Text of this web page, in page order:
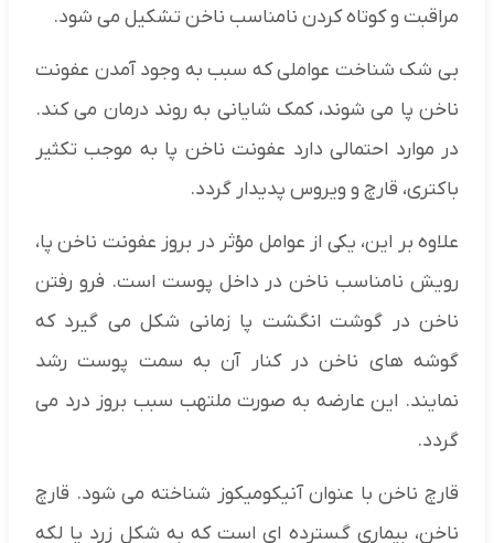
مراقبت و کوتاه کردن نامناسب ناخن تشکیل می شود.
بی شک شناخت عواملی که سبب به وجود آمدن عفونت
ناخن پا می شوند، کمک شایانی به روند درمان می کند.
در موارد احتمالی دارد عفونت ناخن پا به موجب تکثیر
باکتری، قارچ و ویروس پدیدار گردد.
علاوه بر این، یکی از عوامل مؤثر در بروز عفونت ناخن پا،
رویش نامناسب ناخن در داخل پوست است. فرو رفتن
ناخن در گوشت انگشت پا زمانی شکل می گیرد که
گوشه های ناخن در کنار آن به سمت پوست رشد
نمایند. این عارضه به صورت ملتهب سبب بروز درد می
گردد.
قارچ ناخن با عنوان آنیکومیکوز شناخته می شود. قارچ
ناخن، بیماری گسترده ای است که به شکل زرد یا لکه